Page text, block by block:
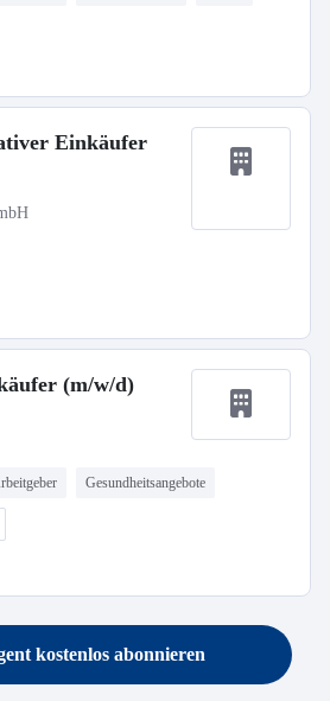
Einkäufer
(m/w/d)
Gesundheitsangebote
kostenlos abonnieren